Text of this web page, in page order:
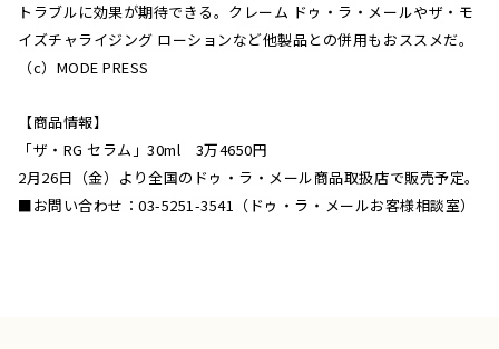
トラブルに効果が期待できる。クレーム ドゥ・ラ・メールやザ・モ
イズチャライジング ローションなど他製品との併用もおススメだ。
（c）MODE PRESS
【商品情報】
「ザ・RG セラム」30ml 3万4650円
2月26日（金）より全国のドゥ・ラ・メール商品取扱店で販売予定。
■お問い合わせ：03-5251-3541（ドゥ・ラ・メールお客様相談室）